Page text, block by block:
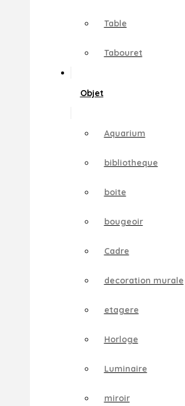
Table
Tabouret
Objet
Aquarium
bibliotheque
boite
bougeoir
Cadre
decoration murale
etagere
Horloge
Luminaire
miroir